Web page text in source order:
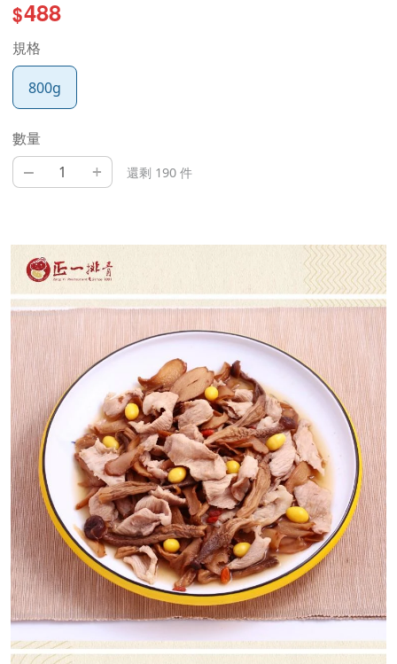
$488
規格
800g
數量
– + 還剩 190 件